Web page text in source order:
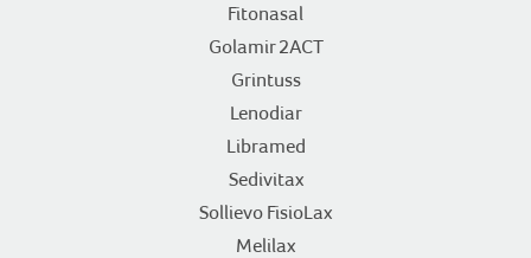
Fitonasal
Golamir 2ACT
Grintuss
Lenodiar
Libramed
Sedivitax
Sollievo FisioLax
Melilax